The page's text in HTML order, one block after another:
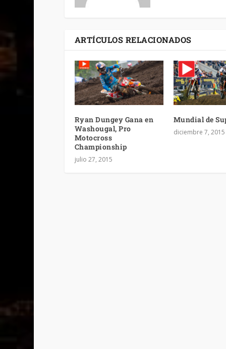
ARTÍCULOS RELACIONADOS
Ryan Dungey Gana en
Washougal, Pro
Motocross
Championship
julio 27, 2015
Mundial de
diciembre 7, 2015